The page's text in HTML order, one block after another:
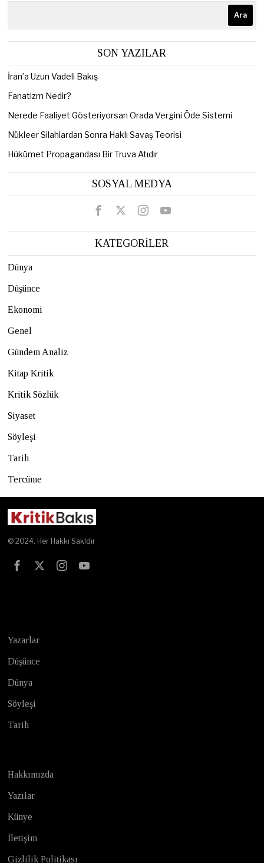
Ara
SON YAZILAR
İran’a Uzun Vadeli Bakış
Fanatizm Nedir?
Nerede Faaliyet Gösteriyorsan Orada Vergini Öde Sistemi
Nükleer Silahlardan Sonra Haklı Savaş Teorisi
Hükümet Propagandası Bir Truva Atıdır
SOSYAL MEDYA
KATEGORİLER
Dünya
Düşünce
Ekonomi
Genel
Gündem Analiz
Kitap Kritik
Kritik Sözlük
Siyaset
Söyleşi
Tarih
Tercüme
© 2024. Her Hakkı Sakldır
Yazarlar
Düşünce
Dünya
Söyleşi
Tarih
Hakkımızda
Yazılar
Künye
İletişim
Gizlilik Politikası